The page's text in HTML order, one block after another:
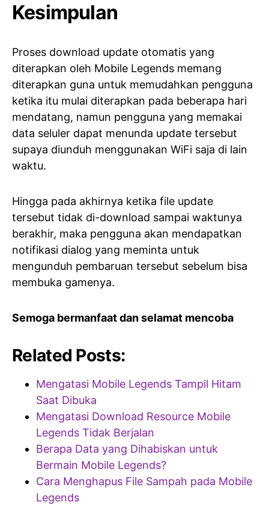
Kesimpulan
Proses download update otomatis yang
diterapkan oleh Mobile Legends memang
diterapkan guna untuk memudahkan pengguna
ketika itu mulai diterapkan pada beberapa hari
mendatang, namun pengguna yang memakai
data seluler dapat menunda update tersebut
supaya diunduh menggunakan WiFi saja di lain
waktu.
Hingga pada akhirnya ketika file update
tersebut tidak di-download sampai waktunya
berakhir, maka pengguna akan mendapatkan
notifikasi dialog yang meminta untuk
mengunduh pembaruan tersebut sebelum bisa
membuka gamenya.
Semoga bermanfaat dan selamat mencoba
Related Posts:
Mengatasi Mobile Legends Tampil Hitam
Saat Dibuka
Mengatasi Download Resource Mobile
Legends Tidak Berjalan
Berapa Data yang Dihabiskan untuk
Bermain Mobile Legends?
Cara Menghapus File Sampah pada Mobile
Legends